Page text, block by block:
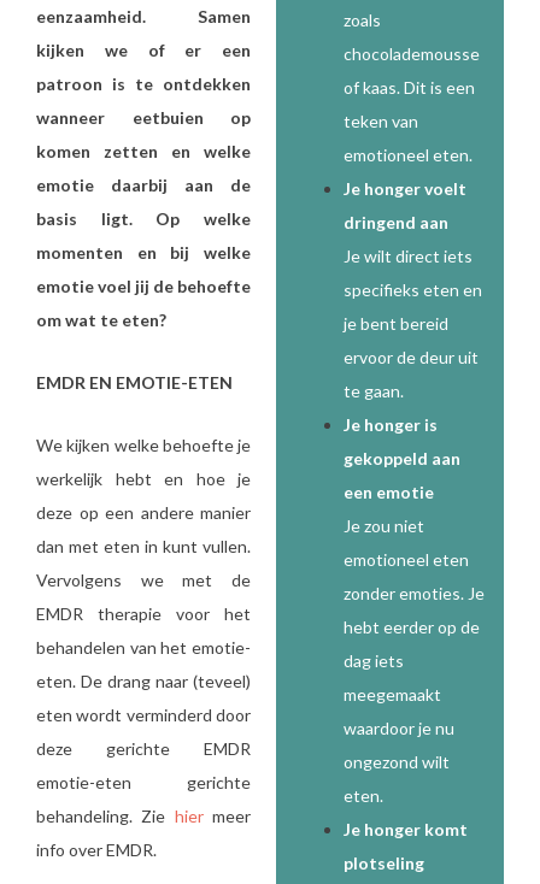
eenzaamheid. Samen
kijken we of er een
patroon is te ontdekken
wanneer eetbuien op
komen zetten en welke
emotie daarbij aan de
basis ligt. Op welke
momenten en bij welke
emotie voel jij de behoefte
om wat te eten?
EMDR EN EMOTIE-ETEN
We kijken welke behoefte je
werkelijk hebt en hoe je
deze op een andere manier
dan met eten in kunt vullen.
Vervolgens we met de
EMDR therapie voor het
behandelen van het emotie-
eten. De drang naar (teveel)
eten wordt verminderd door
deze gerichte EMDR
emotie-eten gerichte
behandeling. Zie hiermeer
info over EMDR.
zoals
chocolademousse
of kaas. Dit is een
teken van
emotioneel eten.
Je honger voelt
dringend aan
Je wilt direct iets
specifieks eten en
je bent bereid
ervoor de deur uit
te gaan.
Je honger is
gekoppeld aan
een emotie
Je zou niet
emotioneel eten
zonder emoties. Je
hebt eerder op de
dag iets
meegemaakt
waardoor je nu
ongezond wilt
eten.
Je honger komt
plotseling